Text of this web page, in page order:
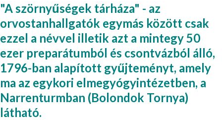
"A szörnyűségek tárháza" - az
orvostanhallgatók egymás között csak
ezzel a névvel illetik azt a mintegy 50
ezer preparátumból és csontvázból álló,
1796-ban alapított gyűjteményt, amely
ma az egykori elmegyógyintézetben, a
Narrenturmban (Bolondok Tornya)
látható.